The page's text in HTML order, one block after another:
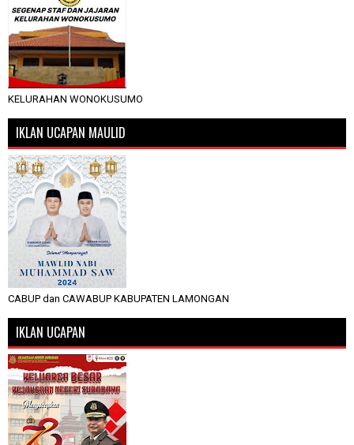
KELURAHAN WONOKUSUMO
IKLAN UCAPAN MAULID
CABUP dan CAWABUP KABUPATEN LAMONGAN
IKLAN UCAPAN